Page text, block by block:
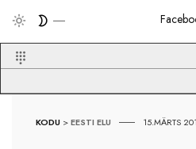
KODU >EESTI ELU 15.MÄRTS